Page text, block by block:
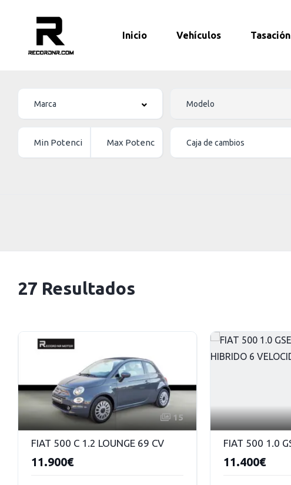
Inicio Vehículos Tasación
27 Resultados
15
FIAT 500 C 1.2 LOUNGE 69 CV
11.900€ 11.400€